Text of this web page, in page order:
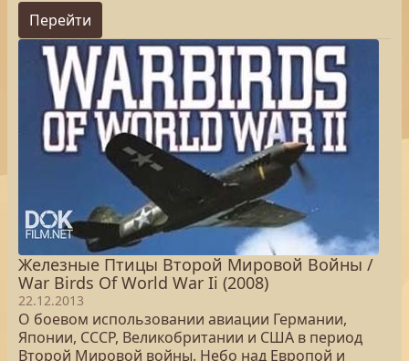
Перейти
Железные Птицы Второй Мировой Войны /
War Birds Of World War Ii (2008)
22.12.2013
О боевом использовании авиации Германии,
Японии, СССР, Великобритании и США в период
Второй Мировой войны. Небо над Европой и